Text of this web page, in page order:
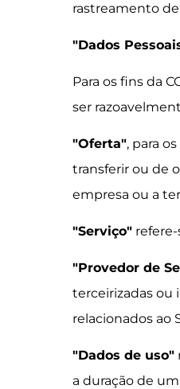
rastreamento
"Dados
Para os fins da
ser
"Oferta", para
transferir ou de
empresa ou a
"Serviço" refere-
"Provedor de
terceirizadas ou
relacionados ao
"Dados de uso"
a duração de